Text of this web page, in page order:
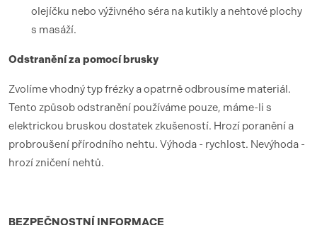
olejíčku nebo výživného séra na kutikly a nehtové plochy
s masáží.
Odstranění za pomocí brusky
Zvolíme vhodný typ frézky a opatrně odbrousíme materiál.
Tento způsob odstranění používáme pouze, máme-li s
elektrickou bruskou dostatek zkušeností. Hrozí poranění a
probroušení přírodního nehtu. Výhoda - rychlost. Nevýhoda -
hrozí zničení nehtů.
BEZPEČNOSTNÍ INFORMACE